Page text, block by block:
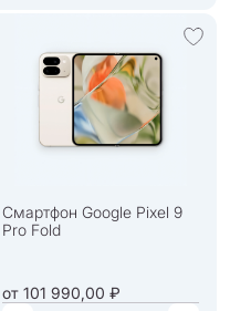
Смартфон Google Pixel 9
Pro Fold
от101 990,00 ₽